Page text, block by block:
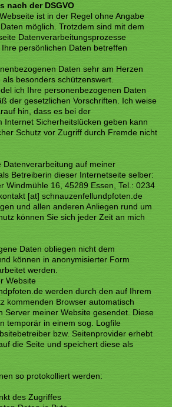
nach der DSGVO
ist in der Regel ohne Angabe
möglich. Trotzdem sind mit dem
Datenverarbeitungsprozesse
persönlichen Daten betreffen
Daten sehr am Herzen
besonders schützenswert.
ich Ihre personenbezogenen Daten
der gesetzlichen Vorschriften. Ich weise
hin, dass es bei der
Internet Sicherheitslücken geben kann
Schutz vor Zugriff durch Fremde nicht
Datenverarbeitung auf meiner
Betreiberin dieser Internetseite selber:
Windmühle 16, 45289 Essen, Tel.: 0234
[at] schnauzenfellundpfoten.de
und allen anderen Anliegen rund um
können Sie sich jeder Zeit an mich
Daten obliegen nicht dem
können in anonymisierter Form
werden.
Website
werden durch den auf Ihrem
kommenden Browser automatisch
Server meiner Website gesendet. Diese
temporär in einem sog. Logfile
bzw. Seitenprovider erhebt
die Seite und speichert diese als
so protokolliert werden:
des Zugriffes